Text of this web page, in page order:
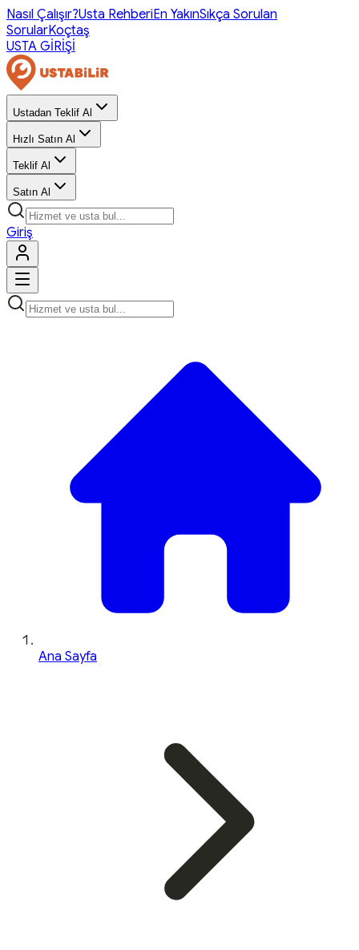
Nasıl Çalışır?Usta RehberiEn YakınSıkça Sorulan
SorularKoçtaş
USTA GİRİŞİ
Ustadan Teklif Al
Hızlı Satın Al
Teklif Al
Satın Al
Giriş
Ana Sayfa